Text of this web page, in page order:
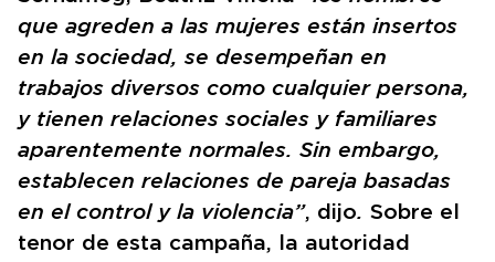
que agreden a las mujeres están insertos
en la sociedad, se desempeñan en
trabajos diversos como cualquier persona,
y tienen relaciones sociales y familiares
aparentemente normales. Sin embargo,
establecen relaciones de pareja basadas
en el control y la violencia”, dijo. Sobre el
tenor de esta campaña, la autoridad